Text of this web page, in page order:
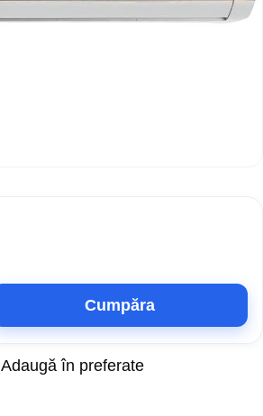
Cumpăra
Adaugă în preferate